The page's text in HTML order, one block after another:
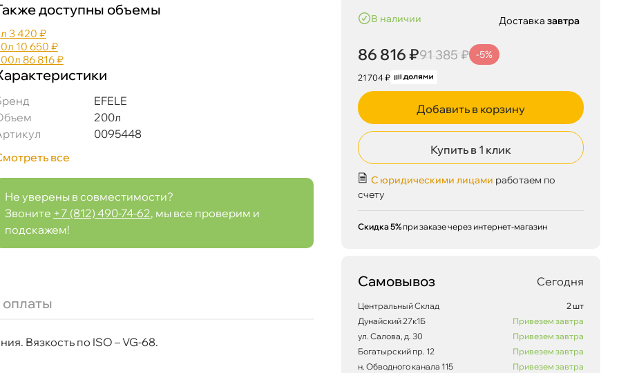
доступны объемы
3 420 ₽
10 650 ₽
86 816 ₽
EFELE
200л
0095448
все
Не уверены в совместимости?
Звоните +7 (812) 490-74-62, мы все проверим и
подскажем!
Вязкость по ISO – VG-68.
наличии
86 816 ₽91 385 ₽ -5%
21 704 ₽
Доставказавтра
Добавить в корзину
Купить в 1 клик
С юридическими лицами работаем по
счету
Скидка 5% при заказе через интернет-магазин
Самовывоз Сегодня
Центральный Склад
2 шт
Дунайский 27к1Б
Привезем завтра
ул. Салова, д. 30
Привезем завтра
Богатырский пр. 12
Привезем завтра
н. Обводного канала 115
Привезем завтра
86 816 ₽91 385 ₽ корзину